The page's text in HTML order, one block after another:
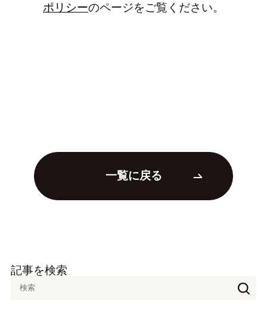
ポリシーのページをご覧ください。
一覧に戻る
記事を検索